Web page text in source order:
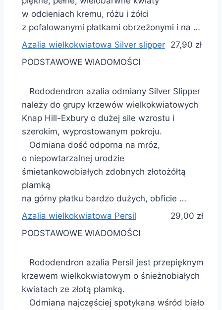
w odcieniach kremu, różu i żółci
z pofalowanymi płatkami obrzeżonymi i na …
Azalia wielkokwiatowa Silver slipper 27,90 zł
PODSTAWOWE WIADOMOŚCI
Rododendron azalia odmiany Silver Slipper
należy do grupy krzewów wielkokwiatowych
Knap Hill-Exbury o dużej sile wzrostu i
szerokim, wyprostowanym pokroju.
Odmiana dość odporna na mróz,
o niepowtarzalnej urodzie
śmietankowobiałych zdobnych złotożółtą
plamką
na górny płatku bardzo dużych, obficie …
Azalia wielkokwiatowa Persil
29,00 zł
PODSTAWOWE WIADOMOŚCI
Rododendron azalia Persil jest przepięknym
krzewem wielkokwiatowym o śnieżnobiałych
kwiatach ze złotą plamką.
Odmiana najczęściej spotykana wśród biało